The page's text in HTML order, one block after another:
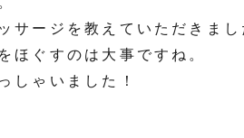
サージを教えていただきまし
ほぐすのは大事ですね。
しゃいました！